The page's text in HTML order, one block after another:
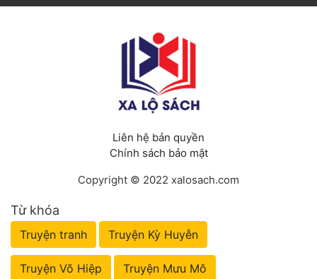
Liên hệ bản quyền
Chính sách bảo mật
Copyright © 2022 xalosach.com
Từ khóa
Truyện tranh Truyện Kỳ Huyễn
Truyện Võ Hiệp Truyện Mưu Mô